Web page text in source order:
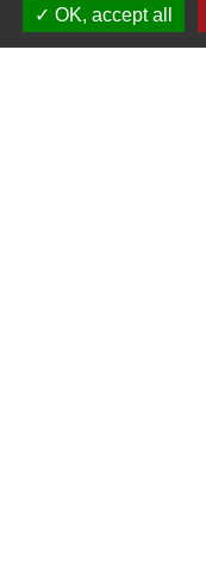
casse un objet ?
Qui doit vous
OK, accept all